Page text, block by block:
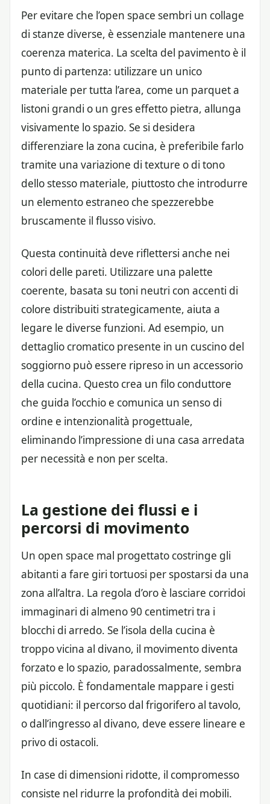
Per evitare che l’open space sembri un collage
di stanze diverse, è essenziale mantenere una
coerenza materica. La scelta del pavimento è il
punto di partenza: utilizzare un unico
materiale per tutta l’area, come un parquet a
listoni grandi o un gres effetto pietra, allunga
visivamente lo spazio. Se si desidera
differenziare la zona cucina, è preferibile farlo
tramite una variazione di texture o di tono
dello stesso materiale, piuttosto che introdurre
un elemento estraneo che spezzerebbe
bruscamente il flusso visivo.
Questa continuità deve riflettersi anche nei
colori delle pareti. Utilizzare una palette
coerente, basata su toni neutri con accenti di
colore distribuiti strategicamente, aiuta a
legare le diverse funzioni. Ad esempio, un
dettaglio cromatico presente in un cuscino del
soggiorno può essere ripreso in un accessorio
della cucina. Questo crea un filo conduttore
che guida l’occhio e comunica un senso di
ordine e intenzionalità progettuale,
eliminando l’impressione di una casa arredata
per necessità e non per scelta.
La gestione dei flussi e i
percorsi di movimento
Un open space mal progettato costringe gli
abitanti a fare giri tortuosi per spostarsi da una
zona all’altra. La regola d’oro è lasciare corridoi
immaginari di almeno 90 centimetri tra i
blocchi di arredo. Se l’isola della cucina è
troppo vicina al divano, il movimento diventa
forzato e lo spazio, paradossalmente, sembra
più piccolo. È fondamentale mappare i gesti
quotidiani: il percorso dal frigorifero al tavolo,
o dall’ingresso al divano, deve essere lineare e
privo di ostacoli.
In case di dimensioni ridotte, il compromesso
consiste nel ridurre la profondità dei mobili.